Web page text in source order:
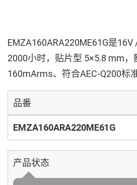
EMZA160ARA220ME61G是
2000小时，贴片型 5×5.8 mm，
160mArms、符合AEC-Q200标
品番
EMZA160ARA220ME61G
产品状态